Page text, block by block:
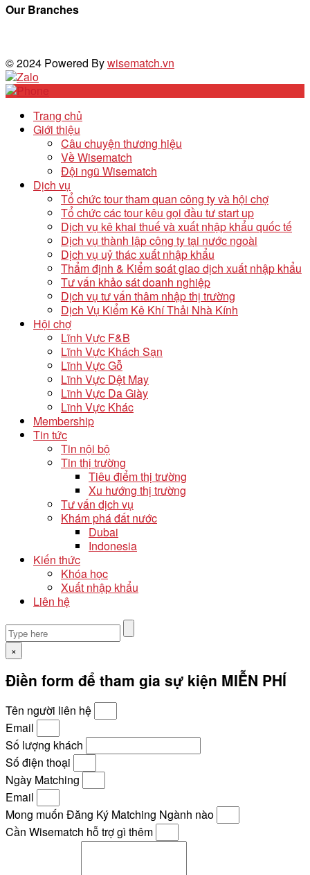
Our Branches
© 2024 Powered Bywisematch.vn
Trang chủ
Giới thiệu
Câu chuyện thương hiệu
Về Wisematch
Đội ngũ Wisematch
Dịch vụ
Tổ chức tour tham quan công ty và hội chợ
Tổ chức các tour kêu gọi đầu tư start up
Dịch vụ kê khai thuế và xuất nhập khẩu quốc tế
Dịch vụ thành lập công ty tại nước ngoài
Dịch vụ uỷ thác xuất nhập khẩu
Thẩm định & Kiểm soát giao dịch xuất nhập khẩu
Tư vấn khảo sát doanh nghiệp
Dịch vụ tư vấn thâm nhập thị trường
Dịch Vụ Kiểm Kê Khí Thải Nhà Kính
Hội chợ
Lĩnh Vực F&B
Lĩnh Vực Khách Sạn
Lĩnh Vực Gỗ
Lĩnh Vực Dệt May
Lĩnh Vực Da Giày
Lĩnh Vực Khác
Membership
Tin tức
Tin nội bộ
Tin thị trường
Tiêu điểm thị trường
Xu hướng thị trường
Tư vấn dịch vụ
Khám phá đất nước
Dubai
Indonesia
Kiến thức
Khóa học
Xuất nhập khẩu
Liên hệ
×
Điền form để tham gia sự kiện MIỄN PHÍ
Tên người liên hệ
Email
Số lượng khách
Số điện thoại
Ngày Matching
Email
Mong muốn Đăng Ký Matching Ngành nào
Cần Wisematch hỗ trợ gì thêm